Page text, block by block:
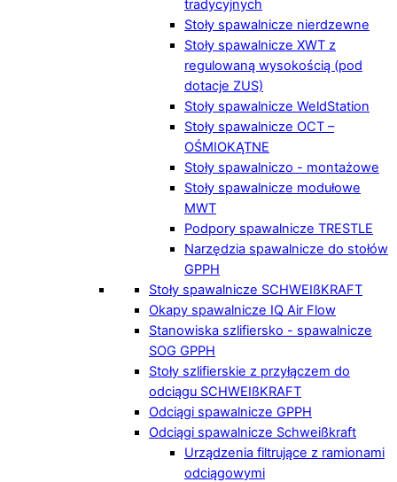
tradycyjnych
Stoły spawalnicze nierdzewne
Stoły spawalnicze XWT z
regulowaną wysokością (pod
dotacje ZUS)
Stoły spawalnicze WeldStation
Stoły spawalnicze OCT –
OŚMIOKĄTNE
Stoły spawalniczo - montażowe
Stoły spawalnicze modułowe
MWT
Podpory spawalnicze TRESTLE
Narzędzia spawalnicze do stołów
GPPH
Stoły spawalnicze SCHWEIßKRAFT
Okapy spawalnicze IQ Air Flow
Stanowiska szlifiersko - spawalnicze
SOG GPPH
Stoły szlifierskie z przyłączem do
odciągu SCHWEIßKRAFT
Odciągi spawalnicze GPPH
Odciągi spawalnicze Schweißkraft
Urządzenia filtrujące z ramionami
odciągowymi